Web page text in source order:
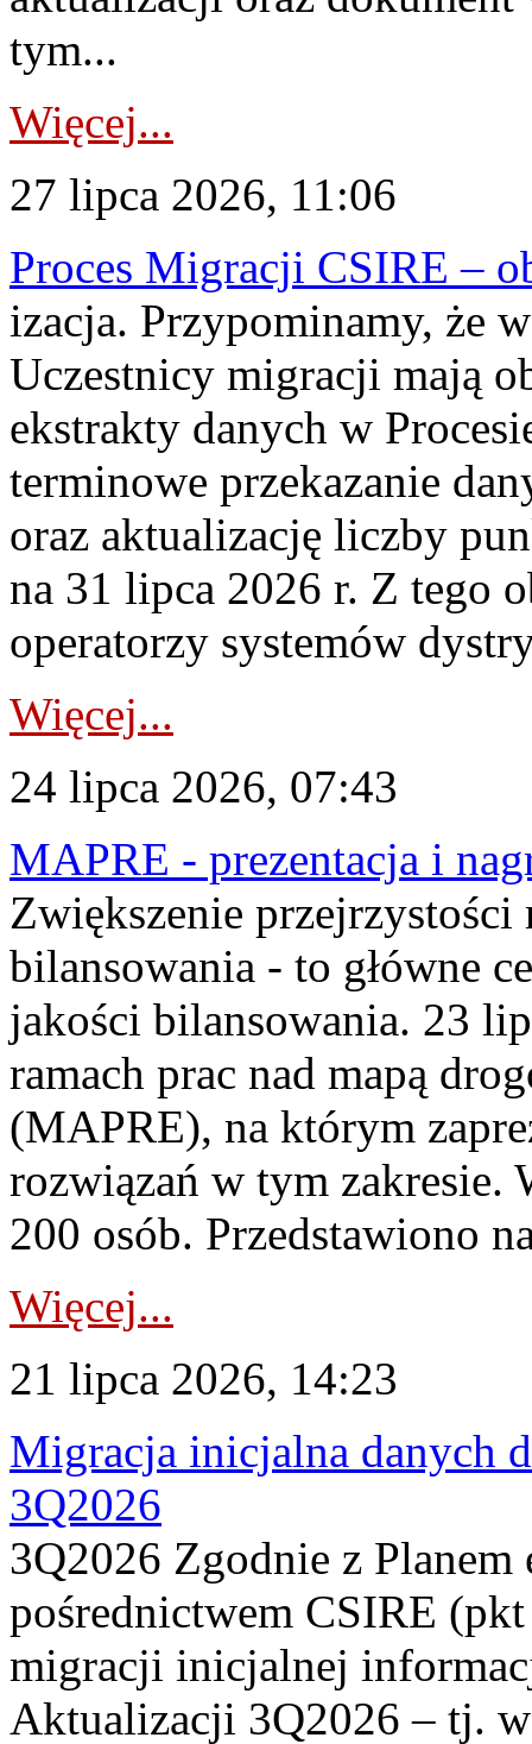
tym...
Więcej...
27 lipca 2026, 11:06
Proces Migracji CSIRE –
izacja. Przypominamy, że
Uczestnicy migracji mają
ekstrakty danych w
terminowe przekazanie
oraz aktualizację liczby
na 31 lipca 2026 r. Z tego
operatorzy systemów
Więcej...
24 lipca 2026, 07:43
MAPRE - prezentacja i
Zwiększenie
bilansowania - to główne
jakości bilansowania. 23
ramach prac nad mapą
(MAPRE), na którym
rozwiązań w tym zakresie.
200 osób. Przedstawiono
Więcej...
21 lipca 2026, 14:23
Migracja inicjalna danych
3Q2026
3Q2026 Zgodnie z
pośrednictwem CSIRE
migracji inicjalnej
Aktualizacji 3Q2026 – tj.